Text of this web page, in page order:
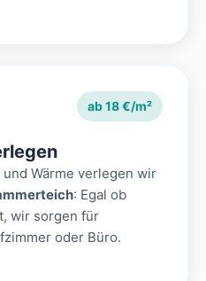
ab 18 €/m²
Wärme verlegen wir
: Egal ob
wir sorgen für
oder Büro.